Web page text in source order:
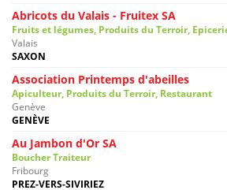
Abricots du Valais - Fruitex SA
Fruits et légumes, Produits du Terroir,
Valais
SAXON
Association Printemps d'abeilles
Apiculteur, Produits du Terroir, Restaurant
Genève
GENÈVE
Au Jambon d'Or SA
Boucher Traiteur
Fribourg
PREZ-VERS-SIVIRIEZ